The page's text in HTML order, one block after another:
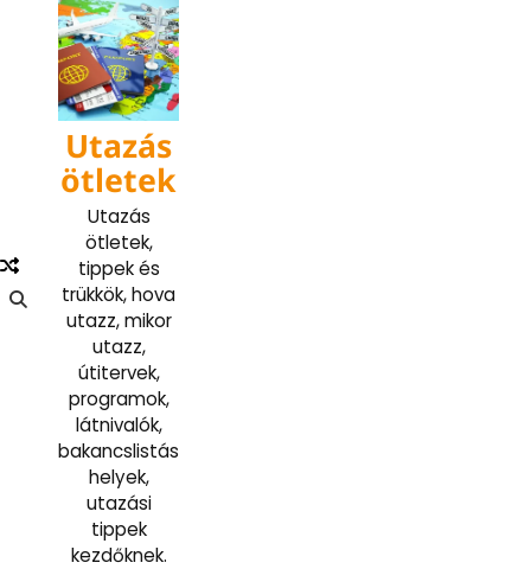
content
Utazás
ötletek
Utazás
ötletek,
tippek és
trükkök, hova
utazz, mikor
utazz,
útitervek,
programok,
látnivalók,
bakancslistás
helyek,
utazási
tippek
kezdőknek.